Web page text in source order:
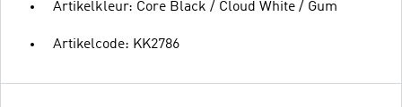
Artikelkleur: Core Black / Cloud White / Gum
Artikelcode: KK2786